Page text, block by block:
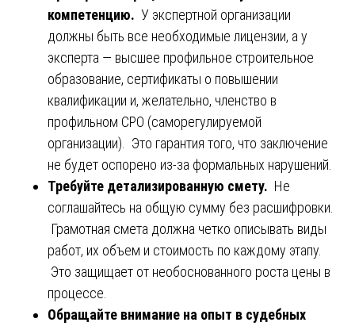
компетенцию. У экспертной организации
должны быть все необходимые лицензии, а у
эксперта — высшее профильное строительное
образование, сертификаты о повышении
квалификации и, желательно, членство в
профильном СРО (саморегулируемой
организации). Это гарантия того, что заключение
не будет оспорено из-за формальных нарушений.
Требуйте детализированную смету. Не
соглашайтесь на общую сумму без расшифровки.
Грамотная смета должна четко описывать виды
работ, их объем и стоимость по каждому этапу.
Это защищает от необоснованного роста цены в
процессе.
Обращайте внимание на опыт в судебных